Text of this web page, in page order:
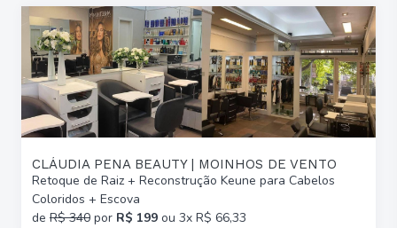
CLÁUDIA PENA BEAUTY | MOINHOS DE VENTO
Retoque de Raiz + Reconstrução Keune para Cabelos
Coloridos + Escova
de R$ 340 por R$ 199 ou 3x R$ 66,33